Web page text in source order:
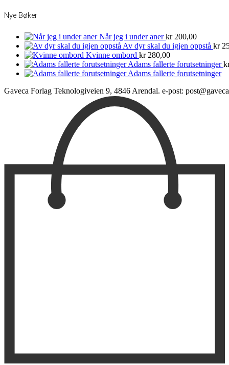
Nye Bøker
Når jeg i under aner kr200,00
Av dyr skal du igjen oppstå kr
Kvinne ombord kr280,00
Adams fallerte forutsetninger
Adams fallerte forutsetninger
Gaveca Forlag Teknologiveien 9, 4846 Arendal. e-post: